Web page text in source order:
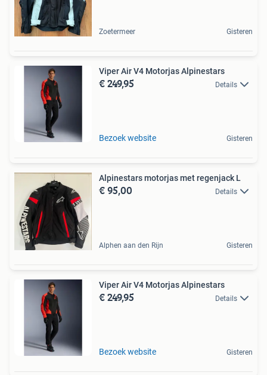
Zoetermeer Gisteren
Viper Air V4 Motorjas Alpinestars
€ 249,95 Details
Bezoek website Gisteren
Alpinestars motorjas met regenjack L
€ 95,00 Details
Alphen aan den Rijn Gisteren
Viper Air V4 Motorjas Alpinestars
€ 249,95 Details
Bezoek website Gisteren